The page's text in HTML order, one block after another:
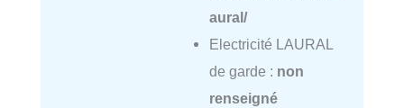
aural/
Electricité LAURAL
de garde : non
renseigné